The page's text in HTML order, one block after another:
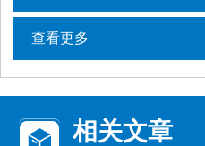
查看更多
相关文章